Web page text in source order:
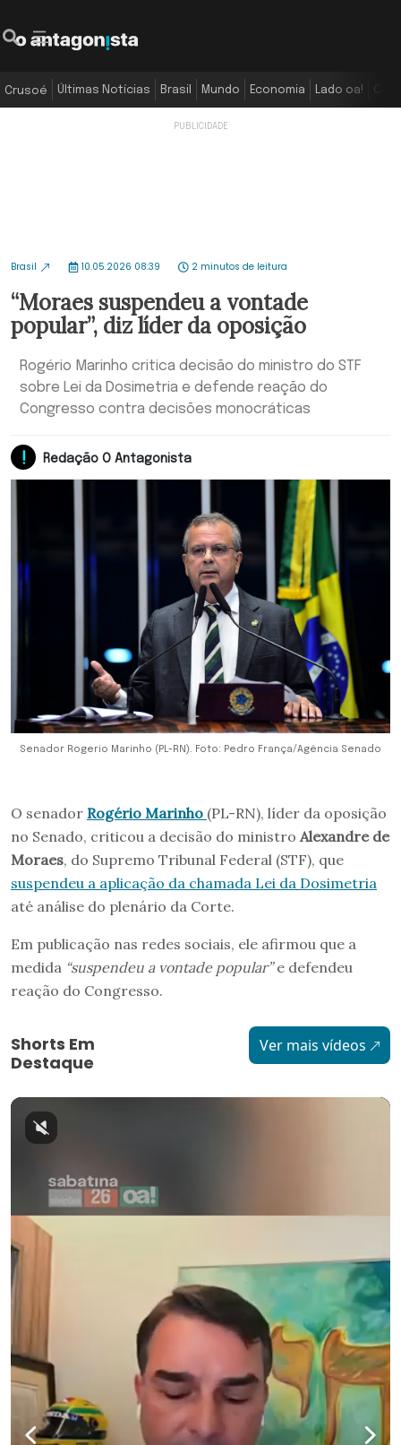
Crusoé Últimas Notícias Brasil Mundo Economia Lado oa!
Brasil 10.05.2026 08:39 2 minutos de leitura
“Moraes suspendeu a vontade
popular”, diz líder da oposição
Rogério Marinho critica decisão do ministro do STF
sobre Lei da Dosimetria e defende reação do
Congresso contra decisões monocráticas
Redação O Antagonista
Senador Rogerio Marinho (PL-RN). Foto: Pedro França/Agência Senado
O senador Rogério Marinho (PL-RN), líder da oposição
no Senado, criticou a decisão do ministro Alexandre de
Moraes, do Supremo Tribunal Federal (STF), que
suspendeu a aplicação da chamada Lei da Dosimetria
até análise do plenário da Corte.
Em publicação nas redes sociais, ele afirmou que a
medida “suspendeu a vontade popular”e defendeu
reação do Congresso.
Shorts Em
Destaque
Ver mais vídeos